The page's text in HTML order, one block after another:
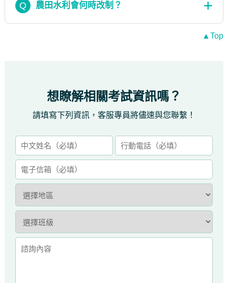
Q 農田水利會何時改制？
▲Top
想瞭解相關考試資訊嗎？
請填寫下列資訊，客服專員將儘速與您聯繫！